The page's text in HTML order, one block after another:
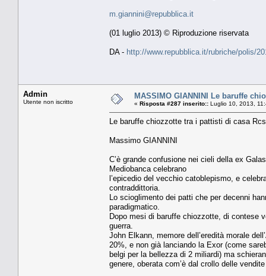
m.giannini@repubblica.it
(01 luglio 2013) © Riproduzione riservata
DA - http://www.repubblica.it/rubriche/polis/
Admin
Utente non iscritto
MASSIMO GIANNINI Le baruffe
« Risposta #287 inserito:: Luglio 10, 2013,
Le baruffe chiozzotte tra i pattisti di casa Rcs
Massimo GIANNINI
C’è grande confusione nei cieli della ex
Mediobanca celebrano
l’epicedio del vecchio catoblepismo, e
contraddittoria.
Lo scioglimento dei patti che per decenni
paradigmatico.
Dopo mesi di baruffe chiozzotte, di contese
guerra.
John Elkann, memore dell’eredità morale
20%, e non già lanciando la Exor (come
belgi per la bellezza di 2 miliardi) ma
genere, oberata com’è dal crollo delle